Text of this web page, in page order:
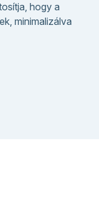
hogy a
minimalizálva